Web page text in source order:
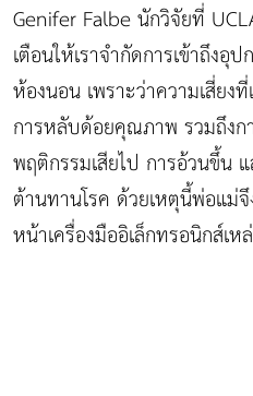
Genifer Falbe นักวิจัยที่
เตือนให้เราจำกัดการเข้าถึงอุ
ห้องนอน เพราะว่าความเสี่ย
การหลับด้อยคุณภาพ รวมถึงก
พฤติกรรมเสียไป การอ้วนขึ้น
ต้านทานโรค ด้วยเหตุนี้พ่อแม่จึ
หน้าเครื่องมืออิเล็กทรอนิกส์เห